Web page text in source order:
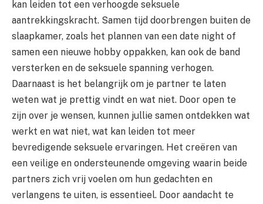
kan leiden tot een verhoogde seksuele
aantrekkingskracht. Samen tijd doorbrengen buiten de
slaapkamer, zoals het plannen van een date night of
samen een nieuwe hobby oppakken, kan ook de band
versterken en de seksuele spanning verhogen.
Daarnaast is het belangrijk om je partner te laten
weten wat je prettig vindt en wat niet. Door open te
zijn over je wensen, kunnen jullie samen ontdekken wat
werkt en wat niet, wat kan leiden tot meer
bevredigende seksuele ervaringen. Het creëren van
een veilige en ondersteunende omgeving waarin beide
partners zich vrij voelen om hun gedachten en
verlangens te uiten, is essentieel. Door aandacht te